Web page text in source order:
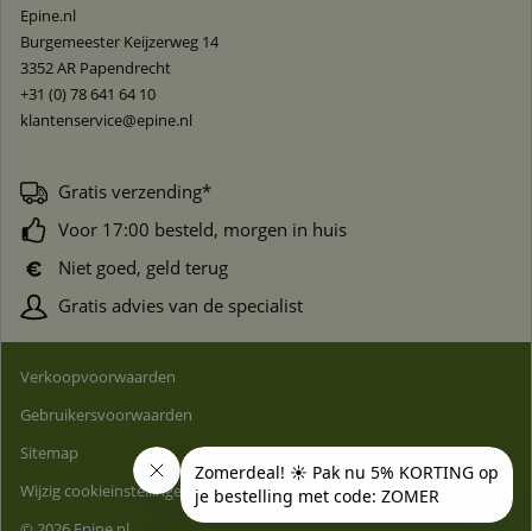
Epine.nl
Burgemeester Keijzerweg 14
3352 AR Papendrecht
+31 (0) 78 641 64 10
klantenservice@epine.nl
Gratis verzending*
Voor 17:00 besteld, morgen in huis
Niet goed, geld terug
Gratis advies van de specialist
Verkoopvoorwaarden
Gebruikersvoorwaarden
Sitemap
Wijzig cookieinstellingen